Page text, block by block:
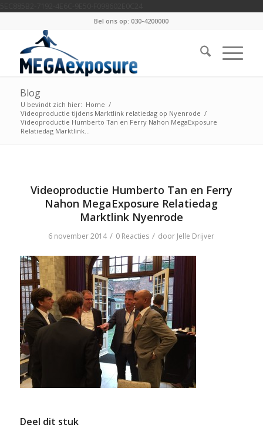
Bel ons op: 030-4200000
Blog
U bevindt zich hier: Home /
Videoproductie tijdens Marktlink relatiedag op Nyenrode /
Videoproductie Humberto Tan en Ferry Nahon MegaExposure
Relatiedag Marktlink...
Videoproductie Humberto Tan en Ferry
Nahon MegaExposure Relatiedag
Marktlink Nyenrode
6 november 2014 / 0 Reacties / door Jelle Drijver
Deel dit stuk